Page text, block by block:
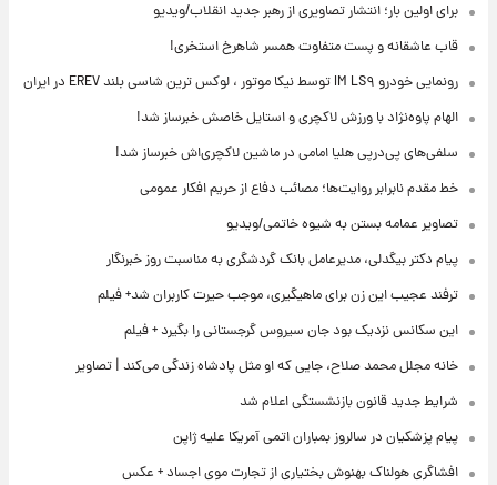
برای اولین بار؛ انتشار تصاویری از رهبر جدید انقلاب/ویدیو
قاب عاشقانه و پست متفاوت همسر شاهرخ استخری!
رونمایی خودرو IM LS۹ توسط نیکا موتور ، لوکس ترین شاسی بلند EREV در ایران
الهام پاوه‌نژاد با ورزش لاکچری و استایل خاصش خبرساز شد!
سلفی‌های پی‌درپی هلیا امامی در ماشین لاکچری‌اش خبرساز شد!
خط مقدم نابرابر روایت‌ها؛ مصائب دفاع از حریم افکار عمومی
تصاویر عمامه بستن به شیوه خاتمی/ویدیو
پیام دکتر بیگدلی، مدیرعامل بانک گردشگری به مناسبت روز خبرنگار
ترفند عجیب این زن برای ماهیگیری، موجب حیرت کاربران شد+ فیلم
این سکانس نزدیک بود جان سیروس گرجستانی را بگیرد + فیلم
خانه مجلل محمد صلاح، جایی که او مثل پادشاه زندگی می‌کند | تصاویر
شرایط جدید قانون بازنشستگی اعلام شد
پیام پزشکیان در سالروز بمباران اتمی آمریکا علیه ژاپن
افشاگری هولناک بهنوش بختیاری از تجارت موی اجساد + عکس